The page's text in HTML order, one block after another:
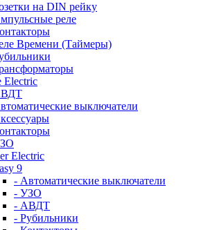
на DIN рейку
реле
Времени (Таймеры)
Electric
выключатели
Electric
9
- Автоматические выключатели
- УЗО
- АВДТ
- Рубильники